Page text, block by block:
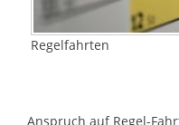
Regelfahrten
Anspruch auf Regel-